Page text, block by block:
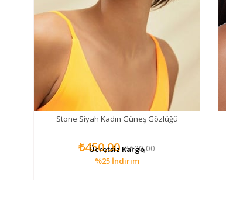
Stone Siyah Kadın Güneş Gözlüğü
₺450,00 ₺600,00
%25 İndirim
Ücretsiz Kargo